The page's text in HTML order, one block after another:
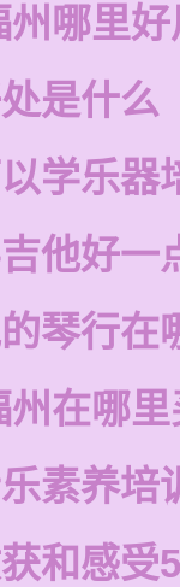
州哪里
是什么
学乐器
他好一
琴行在
州在哪
素养培
和感受